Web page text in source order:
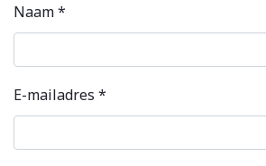
Naam *
E-mailadres *